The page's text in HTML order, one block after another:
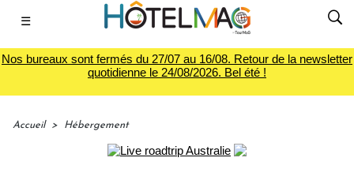
☰
Nos bureaux sont fermés du 27/07 au 16/08. Retour de la newsletter
quotidienne le 24/08/2026. Bel été !
Accueil > Hébergement